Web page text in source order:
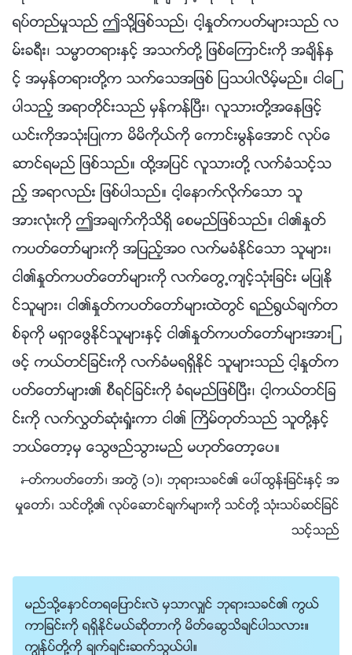
ရပ္တည္မႈသည္ ဤသို႔ျဖစ္သည္၊ ငါ့ႏႈတ္ကပတ္မ်ားသည္ လ
မ္းခရီး၊ သမၼာတရားႏွင့္ အသက္တို႔ ျဖစ္ေၾကာင္းကို အခ်ိန္ႏွ
င့္ အမွန္တရားတို႔က သက္ေသအျဖစ္ ျပသပါလိမ့္မည္။ ငါေျ
ပာသည့္ အရာတိုင္းသည္ မွန္ကန္ၿပီး၊ လူသားတို႔အေနျဖင့္
ယင္းကိုအသုံးျပဳကာ မိမိကိုယ္ကို ေကာင္းမြန္ေအာင္ လုပ္ေ
ဆာင္ရမည္ ျဖစ္သည္။ ထို႔အျပင္ လူသားတို႔ လက္ခံသင့္သ
ည့္ အရာလည္း ျဖစ္ပါသည္။ ငါ့ေနာက္လိုက္ေသာ သူ
အားလုံးကို ဤအခ်က္ကိုသိရွိ ေစမည္ျဖစ္သည္။ ငါ၏ႏႈတ္
ကပတ္ေတာ္မ်ားကို အျပည့္အဝ လက္မခံႏိုင္ေသာ သူမ်ား၊
ငါ၏ႏႈတ္ကပတ္ေတာ္မ်ားကို လက္ေတြ႕က်င့္သုံးျခင္း မျပဳႏို
င္သူမ်ား၊ ငါ၏ႏႈတ္ကပတ္ေတာ္မ်ားထဲတြင္ ရည္႐ြယ္ခ်က္တ
စ္ခုကို မရွာေဖြႏိုင္သူမ်ားႏွင့္ ငါ၏ႏႈတ္ကပတ္ေတာ္မ်ားအားျ
ဖင့္ ကယ္တင္ျခင္းကို လက္ခံမရရွိႏိုင္ သူမ်ားသည္ ငါ့ႏႈတ္က
ပတ္ေတာ္မ်ား၏ စီရင္ျခင္းကို ခံရမည္ျဖစ္ၿပီး၊ ငါ့ကယ္တင္ျခ
င္းကို လက္လႊတ္ဆုံးရႈံးကာ ငါ၏ ႀကိမ္တုတ္သည္ သူတို႔ႏွင့္
ဘယ္ေတာ့မွ ေသြဖည္သြားမည္ မဟုတ္ေတာ့ေပ။
—ႏႈတ္ကပတ္ေတာ္၊ အတြဲ (၁)၊ ဘုရားသခင္၏ ေပၚထြန္းျခင္းႏွင့္ အ
မႈေတာ္၊ သင္တို႔၏ လုပ္ေဆာင္ခ်က္မ်ားကို သင္တို႔ သုံးသပ္ဆင္ျခင္
သင့္သည္
မည္သို႔ေႏွာင္တရေျပာင္းလဲ မွသာလွ်င္ ဘုရားသခင္၏ ကြယ္
ကာျခင္းကို ရရွိႏိုင္မယ္ဆိုတာကို မိတ္ေဆြသိခ်င္ပါသလား။
ကြၽန္ုပ္တို႔ကို ခ်က္ခ်င္းဆက္သြယ္ပါ။